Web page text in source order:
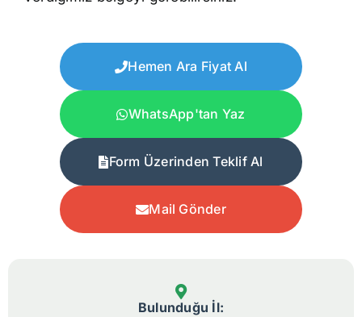
Hemen Ara Fiyat Al
WhatsApp'tan Yaz
Form Üzerinden Teklif Al
Mail Gönder
Bulunduğu İl: